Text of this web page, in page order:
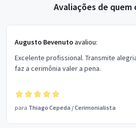
Avaliações de
Augusto Bevenutoavaliou:
Excelente profissional. Transmite alegria, choro, riso ,
faz a cerimônia valer a pena.
para Thiago Cepeda /Cerimonialista